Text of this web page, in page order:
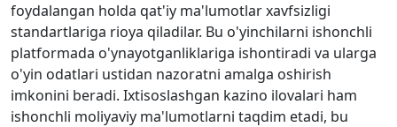
foydalangan holda qat'iy ma'lumotlar xavfsizligi
standartlariga rioya qiladilar. Bu o'yinchilarni ishonchli
platformada o'ynayotganliklariga ishontiradi va ularga
o'yin odatlari ustidan nazoratni amalga oshirish
imkonini beradi. Ixtisoslashgan kazino ilovalari ham
ishonchli moliyaviy ma'lumotlarni taqdim etadi, bu